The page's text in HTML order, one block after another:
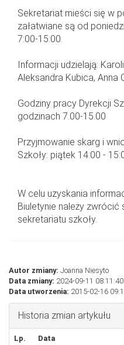
Sekretariat mieści się w
załatwiane są od
7:00-15:00.
Informacji udzielają:
Aleksandra Kubica, Anna
Godziny pracy Dyrekcji
godzinach 7.00-15.00
Przyjmowanie skarg i
Szkoły: piątek 14:00 -
W celu uzyskania
Biuletynie należy
sekretariatu szkoły.
Autor zmiany: Joanna Niesyto
Data zmiany: 2024-09-11 08:11:40
Data utworzenia: 2015-02-16
Historia zmian artykułu
Lp. Data